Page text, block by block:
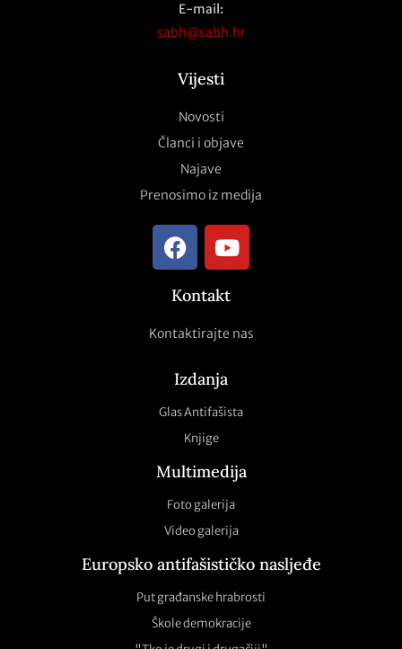
E-mail:
sabh@sabh.hr
Vijesti
Novosti
Članci i objave
Najave
Prenosimo iz medija
Kontakt
Kontaktirajte nas
Izdanja
Glas Antifašista
Knjige
Multimedija
Foto galerija
Video galerija
Europsko antifašističko nasljeđe
Put građanske hrabrosti
Škole demokracije